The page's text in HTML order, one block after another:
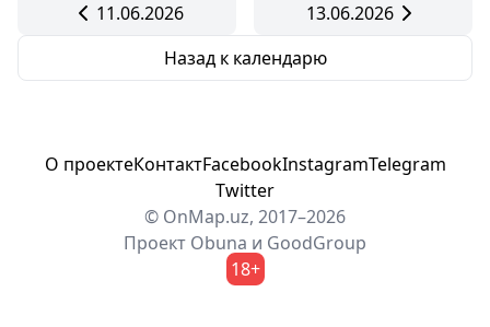
11.06.2026
13.06.2026
Назад к календарю
О проектеКонтактFacebookInstagramTelegram
Twitter
© OnMap.uz, 2017–2026
Проект Obuna и GoodGroup
18+